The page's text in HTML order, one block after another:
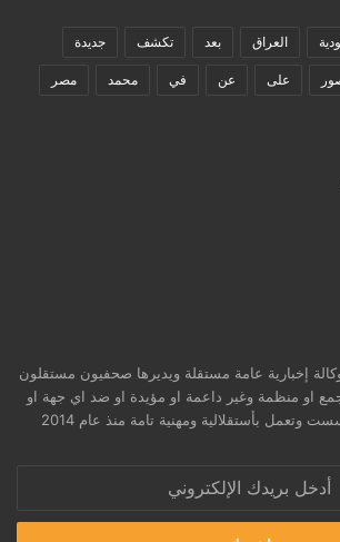
العراق بعد تكشف جديدة
على عن في محمد مصر
إخبارية عامة مستقلة ويديرها صحفيون مستقلون
او منظمة وغير داعمة او مؤيدة او ضد اي جهة او
وتعمل بأستقلالية ومهنية تامة منذ عام 2014